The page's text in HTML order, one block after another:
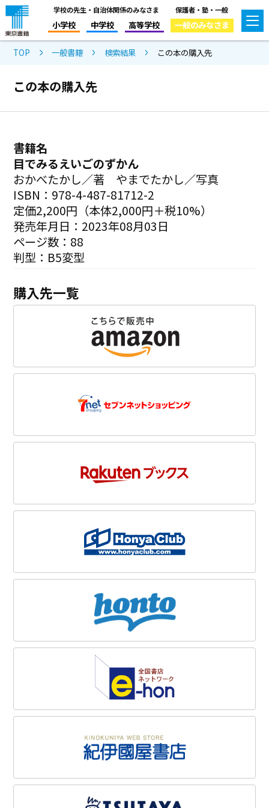
学校の先生・自治体関係のみなさま
小学校 中学校 高等学校
保護者・塾・一般
一般のみなさま
TOP 一般書籍 検索結果 この本の購入先
この本の購入先
書籍名
目でみるえいごのずかん
おかべたかし／著 やまでたかし／写真
ISBN：978-4-487-81712-2
定価2,200円（本体2,000円＋税10%）
発売年月日：2023年08月03日
ページ数：88
判型：B5変型
購入先一覧